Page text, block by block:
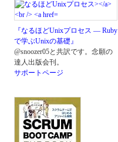
『なるほどUnixプロセス ― Ruby
で学ぶUnixの基礎』
@snoozer05と共訳です。念願の
達人出版会刊。
サポートページ